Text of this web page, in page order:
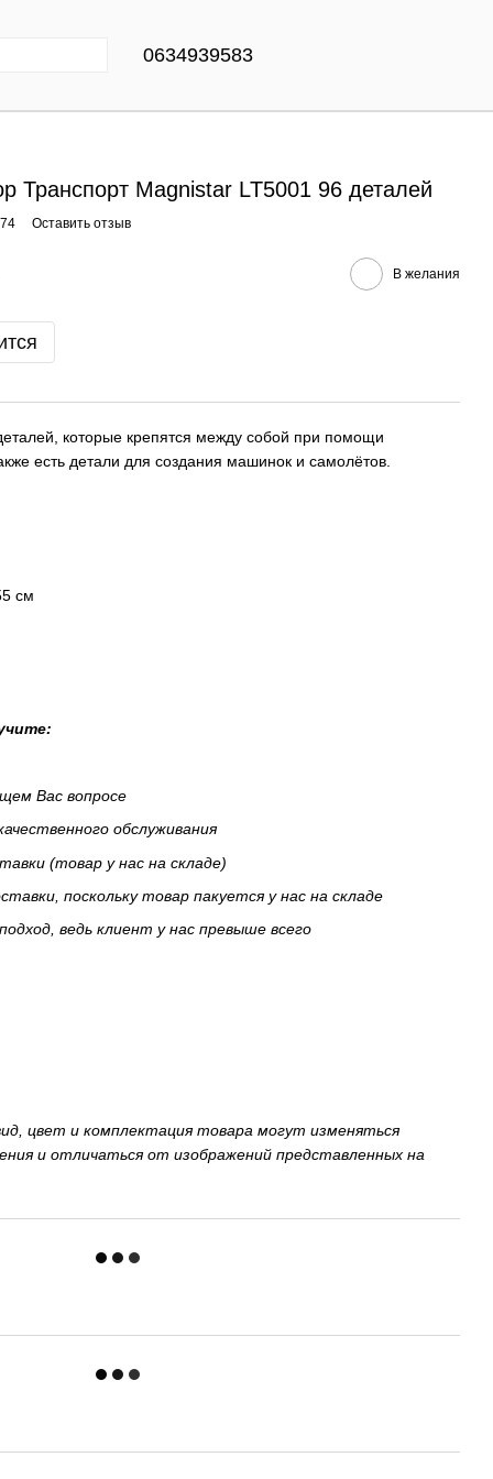
0634939583
Транспорт Magnistar LT5001 96 деталей
Оставить отзыв
В желания
которые крепятся между собой при помощи
есть детали для создания машинок и самолётов.
см
Вас вопросе
обслуживания
(товар у нас на складе)
поскольку товар пакуется у нас на складе
ведь клиент у нас превыше всего
цвет и комплектация товара могут изменяться
и отличаться от изображений представленных на